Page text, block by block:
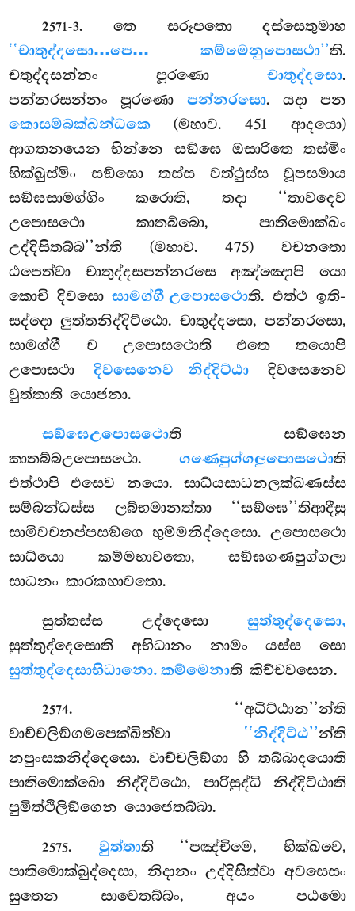
2571-3. තෙ සරූපතො දස්සෙතුමාහ
‘‘චාතුද්දසො…පෙ… කම්මෙනුපොසථා’’ති.
චතුද්දසන්නං පූරණො චාතුද්දසො.
පන්නරසන්නං පූරණො පන්නරසො. යදා පන
කොසම්බක්ඛන්ධකෙ (මහාව. 451 ආදයො)
ආගතනයෙන භින්නෙ සඞ්ඝෙ ඔසාරිතෙ තස්මිං
භික්ඛුස්මිං සඞ්ඝො තස්ස වත්ථුස්ස වූපසමාය
සඞ්ඝසාමග්ගිං කරොති, තදා ‘‘තාවදෙව
උපොසථො කාතබ්බො, පාතිමොක්ඛං
උද්දිසිතබ්බ’’න්ති (මහාව. 475) වචනතො
ඨපෙත්වා චාතුද්දසපන්නරසෙඅඤ්ඤොපි යො
කොචි දිවසො සාමග්ගී උපොසථොති. එත්ථ ඉති-
සද්දො ලුත්තනිද්දිට්ඨො. චාතුද්දසො, පන්නරසො,
සාමග්ගී ච උපොසථොති එතෙ තයොපි
උපොසථා දිවසෙනෙව නිද්දිට්ඨා දිවසෙනෙව
වුත්තාති යොජනා.
සඞ්ඝෙඋපොසථොති සඞ්ඝෙන
කාතබ්බඋපොසථො. ගණෙපුග්ගලුපොසථොති
එත්ථාපි එසෙව නයො. සාධ්යසාධනලක්ඛණස්ස
සම්බන්ධස්ස ලබ්භමානත්තා ‘‘සඞ්ඝෙ’’තිආදීසු
සාමිවචනප්පසඞ්ගෙ භුම්මනිද්දෙසො. උපොසථො
සාධ්යො කම්මභාවතො, සඞ්ඝගණපුග්ගලා
සාධනං කාරකභාවතො.
සුත්තස්ස උද්දෙසො සුත්තුද්දෙසො,
සුත්තුද්දෙසොති අභිධානං නාමං යස්ස සො
සුත්තුද්දෙසාභිධානො. කම්මෙනාති කිච්චවසෙන.
2574. ‘‘අධිට්ඨාන’’න්ති
වාච්චලිඞ්ගමපෙක්ඛිත්වා ‘‘නිද්දිට්ඨ’’න්ති
නපුංසකනිද්දෙසො. වාච්චලිඞ්ගා හි තබ්බාදයොති
පාතිමොක්ඛො නිද්දිට්ඨො, පාරිසුද්ධි නිද්දිට්ඨාති
පුමිත්ථිලිඞ්ගෙන යොජෙතබ්බා.
2575. වුත්තාති ‘‘පඤ්චිමෙ, භික්ඛවෙ,
පාතිමොක්ඛුද්දෙසා, නිදානං උද්දිසිත්වා අවසෙසං
සුතෙන සාවෙතබ්බං, අයං පඨමො